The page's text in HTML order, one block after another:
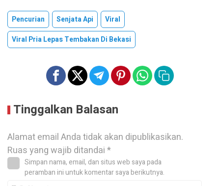
Pencurian Senjata Api
Viral
Viral Pria Lepas Tembakan Di Bekasi
Tinggalkan Balasan
Alamat email Anda tidak akan dipublikasikan.
Ruas yang wajib ditandai*
Simpan nama, email, dan situs web saya pada
peramban ini untuk komentar saya berikutnya.